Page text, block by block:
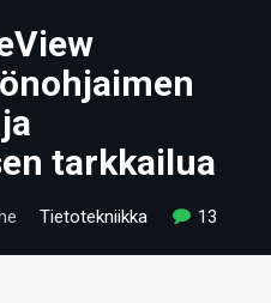
tarkkailua
Tietotekniikka 13